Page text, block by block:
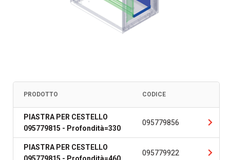
PRODOTTO CODICE
PIASTRA PER CESTELLO
095779815 - Profondità=330
095779856
PIASTRA PER CESTELLO
095779922